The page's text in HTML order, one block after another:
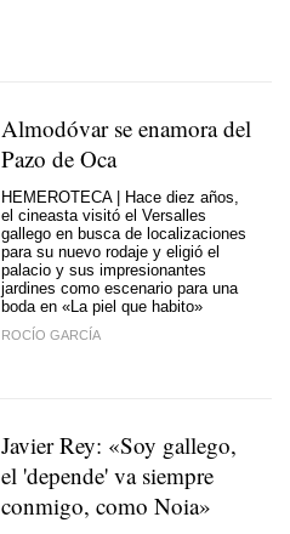
Almodóvar se enamora del
Pazo de Oca
HEMEROTECA | Hace diez años,
el cineasta visitó el Versalles
gallego en busca de localizaciones
para su nuevo rodaje y eligió el
palacio y sus impresionantes
jardines como escenario para una
boda en «La piel que habito»
ROCÍO GARCÍA
Javier Rey: «Soy gallego,
el 'depende' va siempre
conmigo, como Noia»